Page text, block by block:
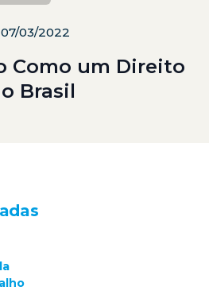
03/2022
Como um Direito
Brasil